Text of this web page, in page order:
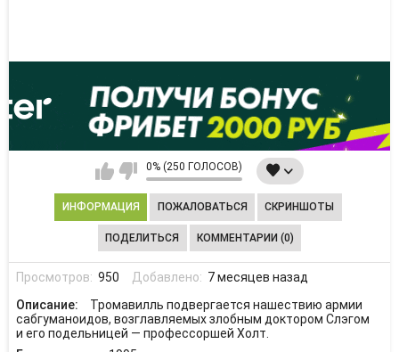
0% (250 ГОЛОСОВ)
ИНФОРМАЦИЯ ПОЖАЛОВАТЬСЯ СКРИНШОТЫ
ПОДЕЛИТЬСЯ КОММЕНТАРИИ (0)
Просмотров: 950 Добавлено: 7 месяцев назад
Описание:
Тромавилль подвергается нашествию армии
сабгуманоидов, возглавляемых злобным доктором Слэгом
и его подельницей — профессоршей Холт.